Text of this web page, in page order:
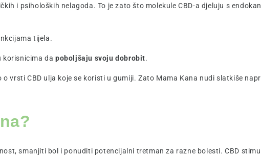
i psiholoških nelagoda. To je zato što molekule CBD-a djeluju s
tijela.
korisnicima da poboljšaju svoju dobrobit.
vrsti CBD ulja koje se koristi u gumiji. Zato Mama Kana nudi slatkiše
smanjiti bol i ponuditi potencijalni tretman za razne bolesti. CBD